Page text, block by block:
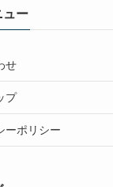
ュー
せ
プ
ーポリシー